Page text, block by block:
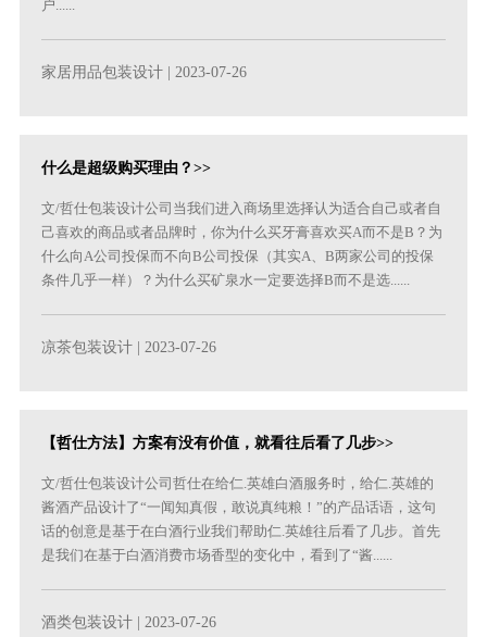
户......
家居用品包装设计 | 2023-07-26
什么是超级购买理由？>>
文/哲仕包装设计公司当我们进入商场里选择认为适合自己或者自
己喜欢的商品或者品牌时，你为什么买牙膏喜欢买A而不是B？为
什么向A公司投保而不向B公司投保（其实A、B两家公司的投保
条件几乎一样）？为什么买矿泉水一定要选择B而不是选......
凉茶包装设计 | 2023-07-26
【哲仕方法】方案有没有价值，就看往后看了几步>>
文/哲仕包装设计公司哲仕在给仁.英雄白酒服务时，给仁.英雄的
酱酒产品设计了“一闻知真假，敢说真纯粮！”的产品话语，这句
话的创意是基于在白酒行业我们帮助仁.英雄往后看了几步。首先
是我们在基于白酒消费市场香型的变化中，看到了“酱......
酒类包装设计 | 2023-07-26